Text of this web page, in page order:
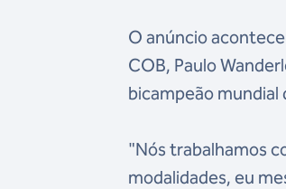
O anúncio
COB, Paulo
bicampeão mundial
"Nós trabalhamos
modalidades, eu